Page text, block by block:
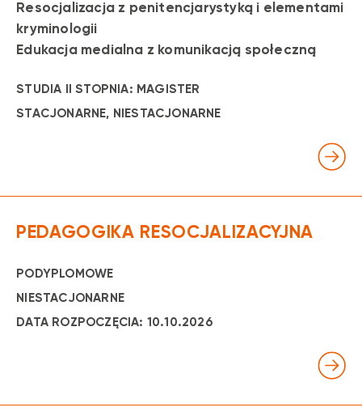
STUDIA II STOPNIA: MAGISTER
STACJONARNE, NIESTACJONARNE
Resocjalizacja z penitencjarystyką i elementami
kryminologii
Edukacja medialna z komunikacją społeczną
PODYPLOMOWE
NIESTACJONARNE
DATA ROZPOCZĘCIA: 10.10.2026
PEDAGOGIKA RESOCJALIZACYJNA